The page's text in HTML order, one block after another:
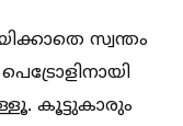
സ്വന്തം
കൂട്ടുകാരും